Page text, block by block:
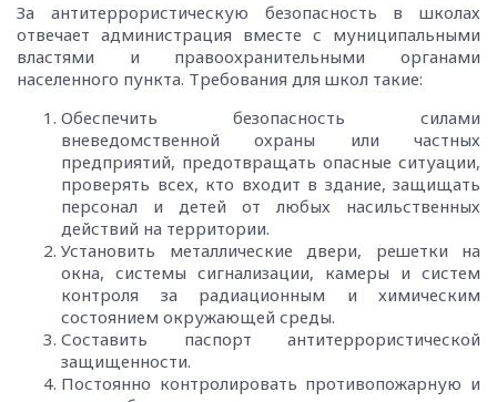
За антитеррористическую безопасность в школах
отвечает администрация вместе с муниципальными
властями и правоохранительными органами
населенного пункта. Требования для школ такие:
Обеспечить безопасность силами
вневедомственной охраны или частных
предприятий, предотвращать опасные ситуации,
проверять всех, кто входит в здание, защищать
персонал и детей от любых насильственных
действий на территории.
Установить металлические двери, решетки на
окна, системы сигнализации, камеры и систем
контроля за радиационным и химическим
состоянием окружающей среды.
Составить паспорт антитеррористической
защищенности.
Постоянно контролировать противопожарную и